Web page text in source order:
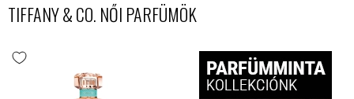
TIFFANY & CO. NŐI PARFÜMÖK